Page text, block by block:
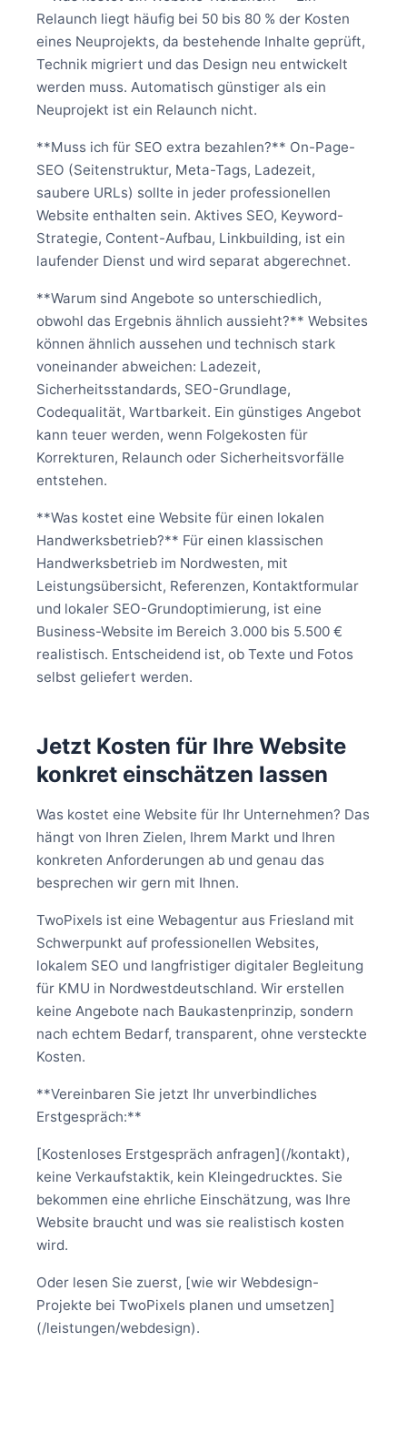
Relaunch liegt häufig bei 50 bis 80 % der Kosten
eines Neuprojekts, da bestehende Inhalte geprüft,
Technik migriert und das Design neu entwickelt
werden muss. Automatisch günstiger als ein
Neuprojekt ist ein Relaunch nicht.
**Muss ich für SEO extra bezahlen?** On-Page-
SEO (Seitenstruktur, Meta-Tags, Ladezeit,
saubere URLs) sollte in jeder professionellen
Website enthalten sein. Aktives SEO, Keyword-
Strategie, Content-Aufbau, Linkbuilding, ist ein
laufender Dienst und wird separat abgerechnet.
**Warum sind Angebote so unterschiedlich,
obwohl das Ergebnis ähnlich aussieht?** Websites
können ähnlich aussehen und technisch stark
voneinander abweichen: Ladezeit,
Sicherheitsstandards, SEO-Grundlage,
Codequalität, Wartbarkeit. Ein günstiges Angebot
kann teuer werden, wenn Folgekosten für
Korrekturen, Relaunch oder Sicherheitsvorfälle
entstehen.
**Was kostet eine Website für einen lokalen
Handwerksbetrieb?** Für einen klassischen
Handwerksbetrieb im Nordwesten, mit
Leistungsübersicht, Referenzen, Kontaktformular
und lokaler SEO-Grundoptimierung, ist eine
Business-Website im Bereich 3.000 bis 5.500 €
realistisch. Entscheidend ist, ob Texte und Fotos
selbst geliefert werden.
Jetzt Kosten für Ihre Website
konkret einschätzen lassen
Was kostet eine Website für Ihr Unternehmen? Das
hängt von Ihren Zielen, Ihrem Markt und Ihren
konkreten Anforderungen ab und genau das
besprechen wir gern mit Ihnen.
TwoPixels ist eine Webagentur aus Friesland mit
Schwerpunkt auf professionellen Websites,
lokalem SEO und langfristiger digitaler Begleitung
für KMU in Nordwestdeutschland. Wir erstellen
keine Angebote nach Baukastenprinzip, sondern
nach echtem Bedarf, transparent, ohne versteckte
Kosten.
**Vereinbaren Sie jetzt Ihr unverbindliches
Erstgespräch:**
[Kostenloses Erstgespräch anfragen](/kontakt),
keine Verkaufstaktik, kein Kleingedrucktes. Sie
bekommen eine ehrliche Einschätzung, was Ihre
Website braucht und was sie realistisch kosten
wird.
Oder lesen Sie zuerst, [wie wir Webdesign-
Projekte bei TwoPixels planen und umsetzen]
(/leistungen/webdesign).